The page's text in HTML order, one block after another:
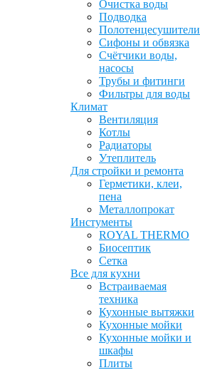
Очистка воды
Подводка
Полотенцесушители
Сифоны и обвязка
Счётчики воды,
насосы
Трубы и фитинги
Фильтры для воды
Климат
Вентиляция
Котлы
Радиаторы
Утеплитель
Для стройки и ремонта
Герметики, клеи,
пена
Металлопрокат
Инстументы
ROYAL THERMO
Биосептик
Сетка
Все для кухни
Встраиваемая
техника
Кухонные вытяжки
Кухонные мойки
Кухонные мойки и
шкафы
Плиты